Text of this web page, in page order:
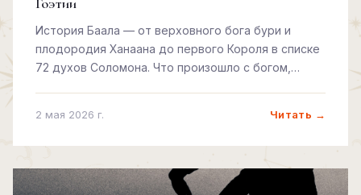
История Баала — от верховного бога бури и
плодородия Ханаана до первого Короля в списке
72 духов Соломона. Что произошло с богом,
2 мая 2026 г. Читать →